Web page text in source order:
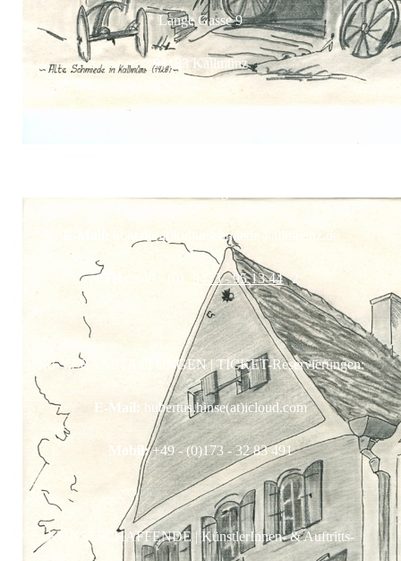
Lange Gasse 9
93183 Kallmünz
kontakt(at)kulturschmiede-kallmuenz.de
+49 - (0) 9473 - 95 13 44 2
K3-VERANSTALTUNGEN | TICKET-Reservierungen:
E-Mail: hubertus.hinse(at)icloud.com
Mobil:+49 - (0)173 - 32 83 491
KUNSTSCHAFFENDE | KünstlerInnen- & Auftritts-